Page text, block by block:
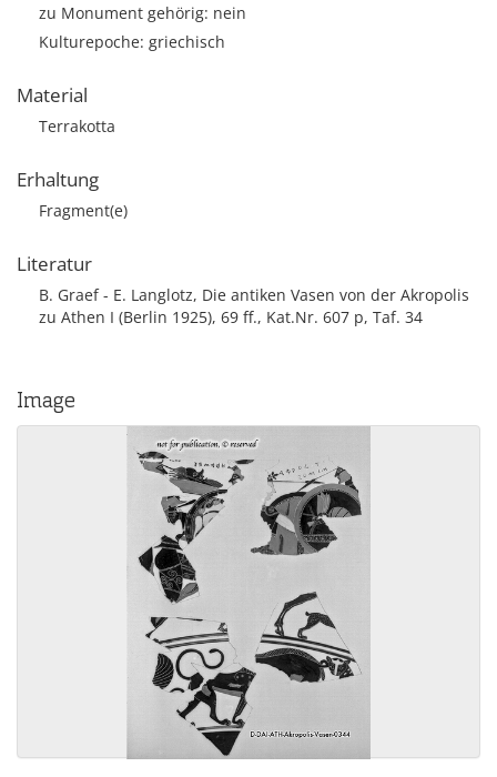
zu Monument gehörig: nein
Kulturepoche: griechisch
Material
Terrakotta
Erhaltung
Fragment(e)
Literatur
B. Graef - E. Langlotz, Die antiken Vasen von der Akropolis
zu Athen I (Berlin 1925), 69 ff., Kat.Nr. 607 p, Taf. 34
Image